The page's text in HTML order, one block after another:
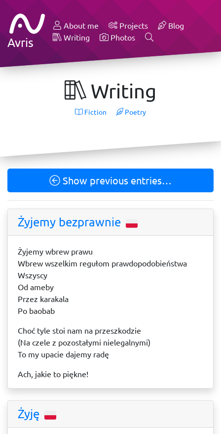
Avris
About me Projects
Blog
Writing
Photos
Writing
Fiction Poetry
Show previous entries…
Żyjemy bezprawnie
Żyjemy wbrew prawu
Wbrew wszelkim regułom prawdopodobieństwa
Wszyscy
Od ameby
Przez karakala
Po baobab
Choć tyle stoi nam na przeszkodzie
(Na czele z pozostałymi nielegalnymi)
To my upacie dajemy radę
Ach, jakie to piękne!
Żyję